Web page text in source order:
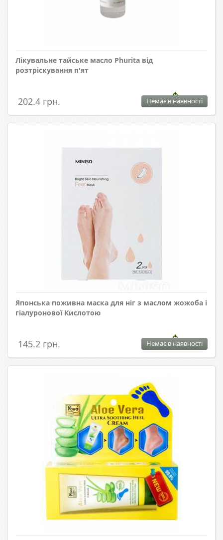
Лікувальне тайське масло Phurita від
розтріскування п'ят
202.4 грн. Немає в наявності
Японська поживна маска для ніг з маслом жожоба і
гіалуронової Кислотою
145.2 грн. Немає в наявності